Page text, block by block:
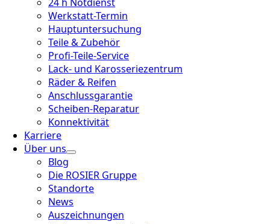
Werkstatt-Termin
Hauptuntersuchung
Teile & Zubehör
Profi-Teile-Service
Lack- und Karosseriezentrum
Räder & Reifen
Anschlussgarantie
Scheiben-Reparatur
Konnektivität
Karriere
Über uns
Blog
Die ROSIER Gruppe
Standorte
News
Auszeichnungen